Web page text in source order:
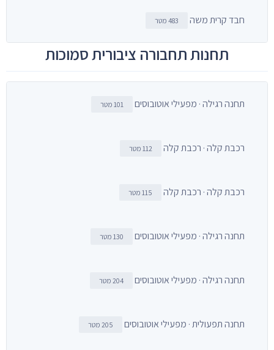
חבד קרית משה 483 מטר
תחנות תחבורה ציבורית סמוכות
תחנה רגילה · מפעילי אוטובוסים 101 מטר
רכבת קלה · רכבת קלה 112 מטר
רכבת קלה · רכבת קלה 115 מטר
תחנה רגילה · מפעילי אוטובוסים 130 מטר
תחנה רגילה · מפעילי אוטובוסים 204 מטר
תחנה תפעולית · מפעילי אוטובוסים 205 מטר